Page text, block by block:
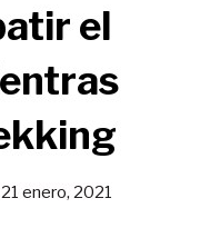
el
21 enero, 2021